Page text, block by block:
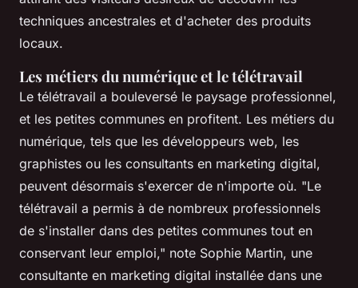
techniques ancestrales et d'acheter des produits
locaux.
Les métiers du numérique et le télétravail
Le télétravail a bouleversé le paysage professionnel,
et les petites communes en profitent. Les métiers du
numérique, tels que les développeurs web, les
graphistes ou les consultants en marketing digital,
peuvent désormais s'exercer de n'importe où. "Le
télétravail a permis à de nombreux professionnels
de s'installer dans des petites communes tout en
conservant leur emploi," note Sophie Martin, une
consultante en marketing digital installée dans une